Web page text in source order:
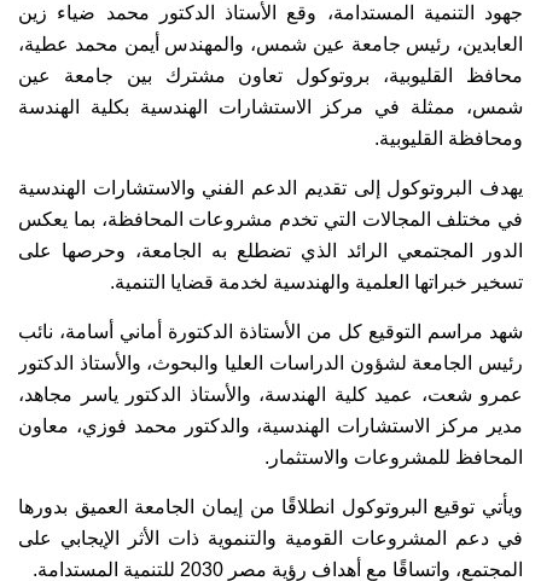
جهود التنمية المستدامة، وقع الأستاذ الدكتور محمد ضياء زين
العابدين، رئيس جامعة عين شمس، والمهندس أيمن محمد عطية،
محافظ القليوبية، بروتوكول تعاون مشترك بين جامعة عين
شمس، ممثلة في مركز الاستشارات الهندسية بكلية الهندسة
ومحافظة القليوبية.
يهدف البروتوكول إلى تقديم الدعم الفني والاستشارات الهندسية
في مختلف المجالات التي تخدم مشروعات المحافظة، بما يعكس
الدور المجتمعي الرائد الذي تضطلع به الجامعة، وحرصها على
تسخير خبراتها العلمية والهندسية لخدمة قضايا التنمية.
شهد مراسم التوقيع كل من الأستاذة الدكتورة أماني أسامة، نائب
رئيس الجامعة لشؤون الدراسات العليا والبحوث، والأستاذ الدكتور
عمرو شعت، عميد كلية الهندسة، والأستاذ الدكتور ياسر مجاهد،
مدير مركز الاستشارات الهندسية، والدكتور محمد فوزي، معاون
المحافظ للمشروعات والاستثمار.
ويأتي توقيع البروتوكول انطلاقًا من إيمان الجامعة العميق بدورها
في دعم المشروعات القومية والتنموية ذات الأثر الإيجابي على
المجتمع، واتساقًا مع أهداف رؤية مصر 2030 للتنمية المستدامة.